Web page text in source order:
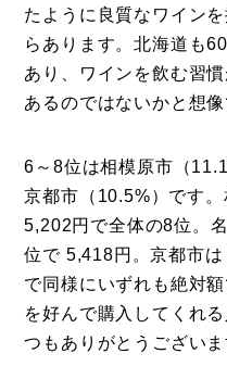
たように良質なワイン
らあります。北海道も
あり、ワインを飲む習
あるのではないかと想像
6～8位は相模原市（
京都市（10.5%）です
5,202円で全体の8位。
位で 5,418円。京都市
で同様にいずれも絶対
を好んで購入してくれ
つもありがとうございま